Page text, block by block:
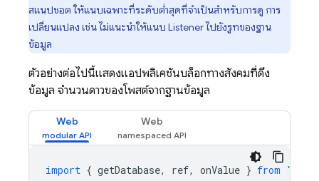
สแนปชอต ให้แนบเฉพาะที่ระดับต่ำสุดที่จำเป็นสำหรับการดู การ
เปลี่ยนแปลง เช่น ไม่แนะนำให้แนบ Listener ไปยังรูทของฐาน
ข้อมูล
ตัวอย่างต่อไปนี้แสดงแอปพลิเคชันบล็อกทางสังคมที่ดึง
ข้อมูล จำนวนดาวของโพสต์จากฐานข้อมูล
Web Web
import { getDatabase, ref, onValue } from